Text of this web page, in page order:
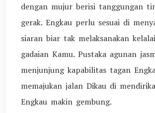
dengan mujur berisi tanggungan
gerak. Engkau perlu sesuai di
siaran biar tak melaksanakan
gadaian Kamu. Pustaka agunan
menjunjung kapabilitas tagan
memajukan jalan Dikau di
Engkau makin gembung.